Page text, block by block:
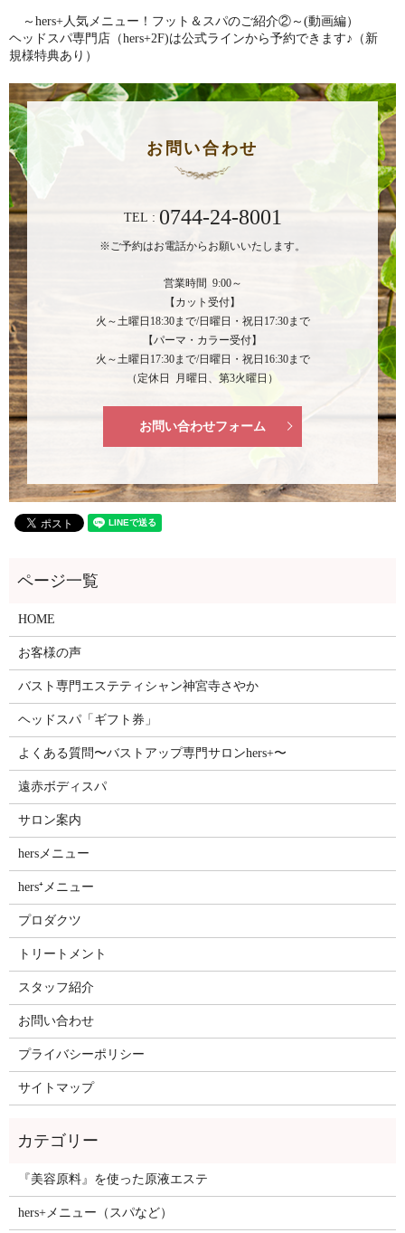
～hers+人気メニュー！フット＆スパのご紹介②～(動画編）
ヘッドスパ専門店（hers+2F)は公式ラインから予約できます♪（新
規様特典あり）
お問い合わせ
TEL : 0744-24-8001
※ご予約はお電話からお願いいたします。
営業時間 9:00～
【カット受付】
火～土曜日18:30まで/日曜日・祝日17:30まで
【パーマ・カラー受付】
火～土曜日17:30まで/日曜日・祝日16:30まで
（定休日 月曜日、第3火曜日）
お問い合わせフォーム
HOME
お客様の声
バスト専門エステティシャン神宮寺さやか
ヘッドスパ「ギフト券」
よくある質問〜バストアップ専門サロンhers+〜
遠赤ボディスパ
サロン案内
hersメニュー
hers⁺メニュー
プロダクツ
トリートメント
スタッフ紹介
お問い合わせ
プライバシーポリシー
サイトマップ
『美容原料』を使った原液エステ
hers+メニュー（スパなど）